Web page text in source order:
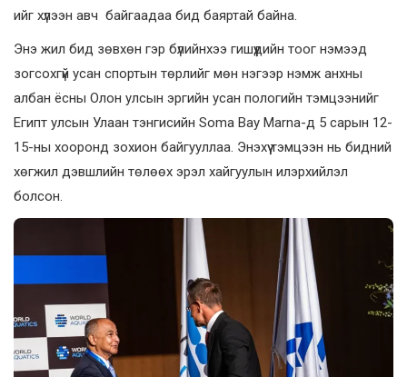
ийг хүлээн авч байгаадаа бид баяртай байна.
Энэ жил бид зөвхөн гэр бүлийнхээ гишүүдийн тоог нэмээд
зогсохгүй усан спортын төрлийг мөн нэгээр нэмж анхны
албан ёсны Олон улсын эргийн усан пологийн тэмцээнийг
Египт улсын Улаан тэнгисийн Soma Bay Marna-д 5 сарын 12-
15-ны хооронд зохион байгууллаа. Энэхүү тэмцээн нь бидний
хөгжил дэвшлийн төлөөх эрэл хайгуулын илэрхийлэл
болсон.